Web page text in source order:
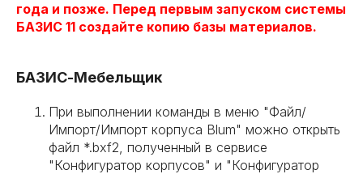
года и позже. Перед первым запуском системы
БАЗИС 11 создайте копию базы материалов.
БАЗИС-Мебельщик
При выполнении команды в меню "Файл/
Импорт/Импорт корпуса Blum" можно открыть
файл *.bxf2, полученный в сервисе
"Конфигуратор корпусов" и "Конфигуратор